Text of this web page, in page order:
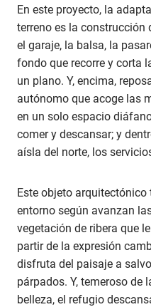
En este proyecto, la
terreno es la construcción
el garaje, la balsa, la
fondo que recorre y corta
un plano. Y, encima,
autónomo que acoge las
en un solo espacio
comer y descansar; y
aísla del norte, los
Este objeto
entorno según avanzan
vegetación de ribera que
partir de la expresión
disfruta del paisaje a
párpados. Y, temeroso de
belleza, el refugio